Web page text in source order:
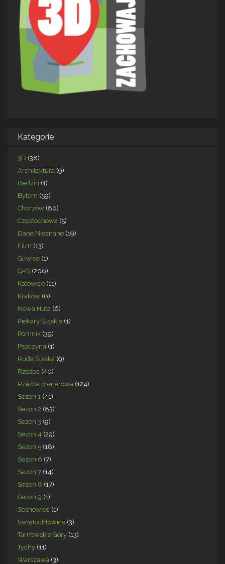
Kategorie
3D (38)
Architektura (9)
Będzin (1)
Bytom (59)
Chorzów (80)
Częstochowa (5)
Dane Nieznane (19)
Film (13)
Gliwice (1)
GPS (206)
Katowice (11)
Kraków (6)
Nowa Huta (6)
Piekary Śląskie (1)
Pomnik (39)
Pszczyna (1)
Ruda Śląska (9)
Rzeźba (40)
Rzeźba plenerowa (124)
Sezon 1 (41)
Sezon 2 (83)
Sezon 3 (9)
Sezon 4 (29)
Sezon 5 (18)
Sezon 6 (7)
Sezon 7 (14)
Sezon 8 (17)
Sezon 9 (1)
Sosnowiec (1)
Świętochłowice (3)
Tarnowskie Góry (13)
Tychy (11)
Warszawa (3)